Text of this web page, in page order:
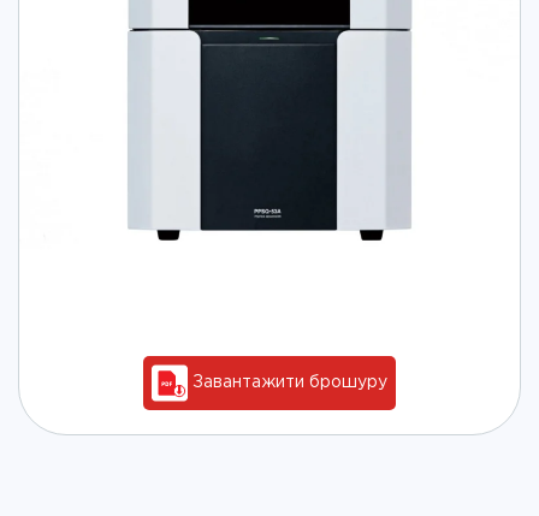
Завантажити брошуру